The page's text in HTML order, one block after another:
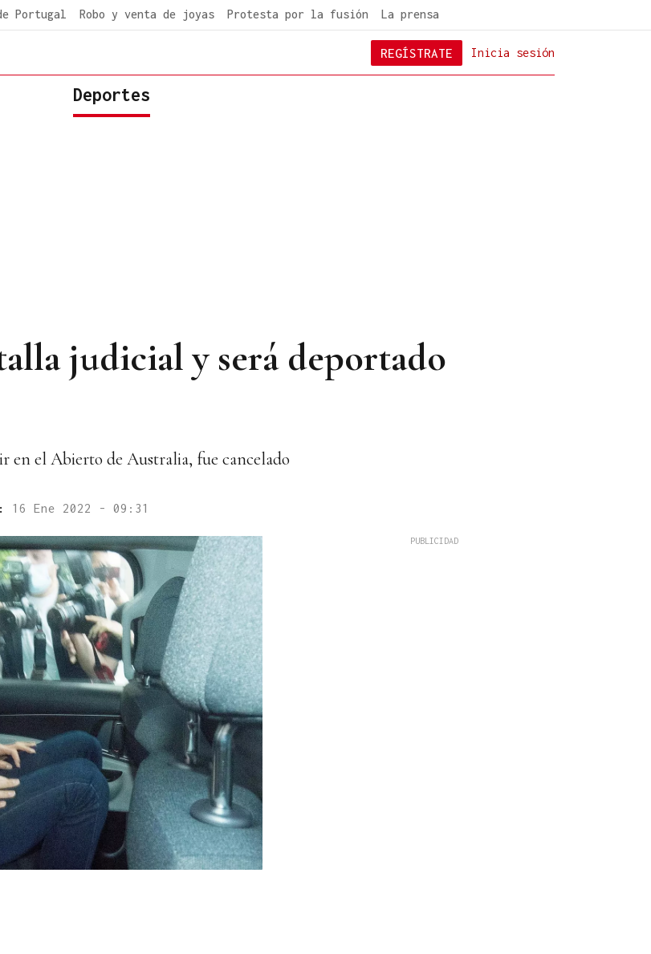
Portugal Robo y venta de joyas Protesta por la fusión La prensa
Inicia sesión
REGÍSTRATE
Deportes
judicial y será deportado
en el Abierto de Australia, fue cancelado
16 Ene 2022 - 09:31